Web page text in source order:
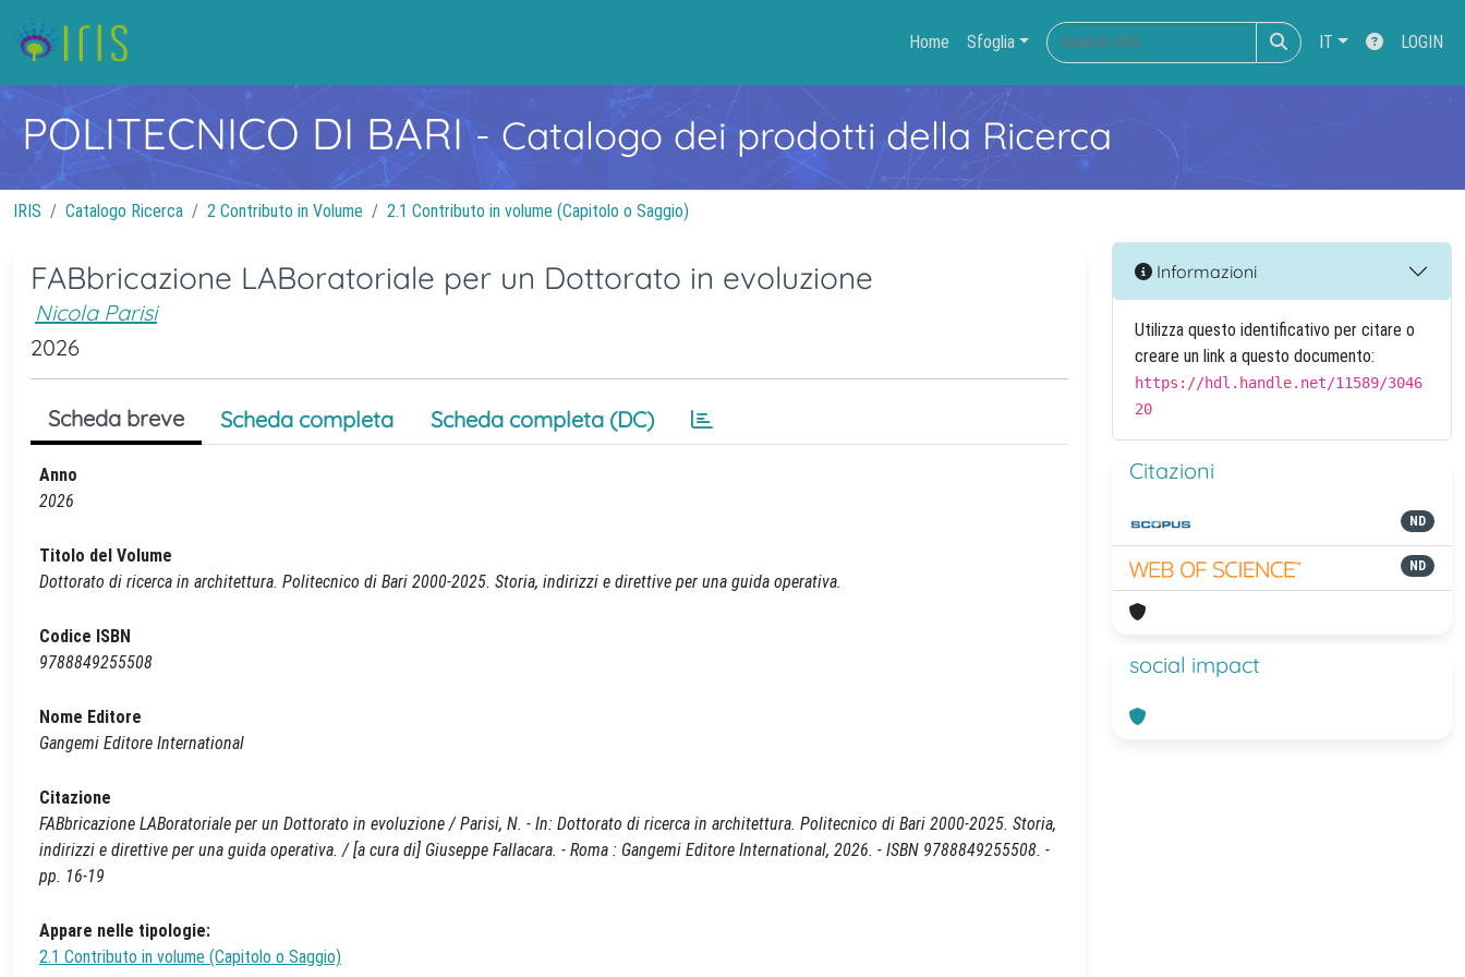
Home Sfoglia IT LOGIN
POLITECNICO DI BARI- Catalogo dei prodotti della Ricerca
IRIS Catalogo Ricerca 2 Contributo in Volume 2.1 Contributo in volume (Capitolo o Saggio)
FABbricazione LABoratoriale per un Dottorato in evoluzione
Nicola Parisi
2026
Scheda breve Scheda completa Scheda completa (DC)
Anno
2026
Titolo del Volume
Dottorato di ricerca in architettura. Politecnico di Bari 2000-2025. Storia, indirizzi e direttive per una guida operativa.
Codice ISBN
9788849255508
Nome Editore
Gangemi Editore International
Citazione
FABbricazione LABoratoriale per un Dottorato in evoluzione / Parisi, N. - In: Dottorato di ricerca in architettura. Politecnico di Bari 2000-2025. Storia,
indirizzi e direttive per una guida operativa. / [a cura di] Giuseppe Fallacara. - Roma : Gangemi Editore International, 2026. - ISBN 9788849255508. -
pp. 16-19
Appare nelle tipologie:
2.1 Contributo in volume (Capitolo o Saggio)
Informazioni
Utilizza questo identificativo per citare o
creare un link a questo documento:
https://hdl.handle.net/11589/3046
20
Citazioni
ND
ND
social impact